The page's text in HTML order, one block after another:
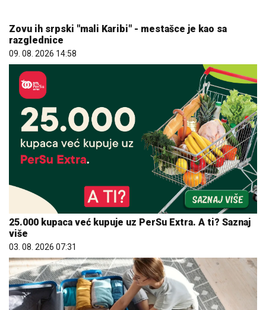
09. 08. 2026 14:58
25.000 kupaca već kupuje uz PerSu Extra. A ti? Saznaj
03. 08. 2026 07:31